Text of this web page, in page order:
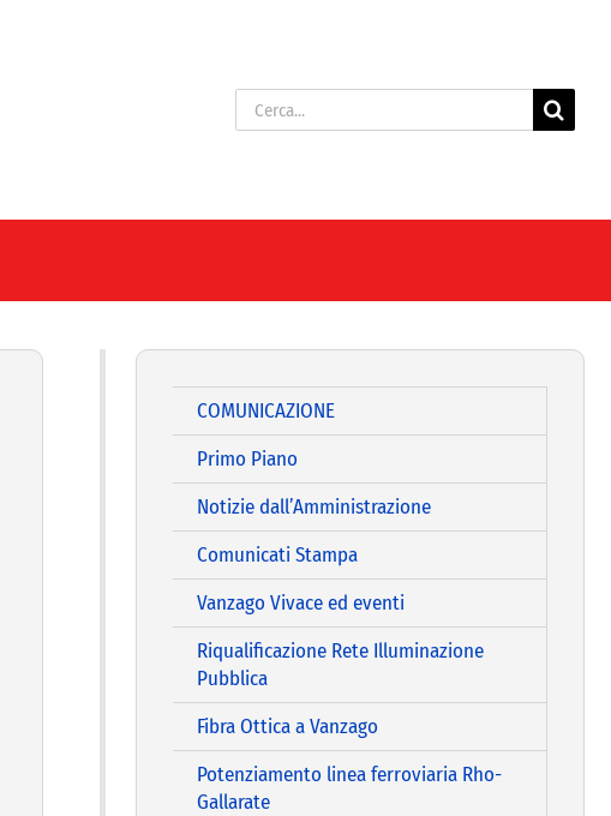
Cerca
per:
COMUNICAZIONE
Primo Piano
Notizie dall’Amministrazione
Comunicati Stampa
Vanzago Vivace ed eventi
Riqualificazione Rete Illuminazione
Pubblica
Fibra Ottica a Vanzago
Potenziamento linea ferroviaria Rho-
Gallarate